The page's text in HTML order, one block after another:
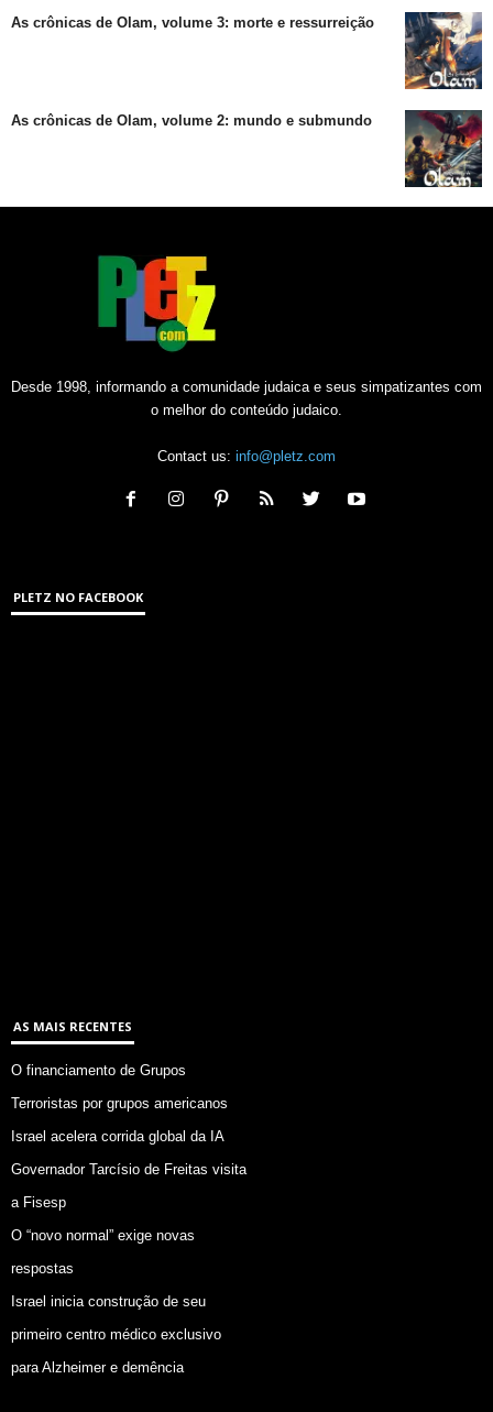
As crônicas de Olam, volume 3: morte e ressurreição
As crônicas de Olam, volume 2: mundo e submundo
Desde 1998, informando a comunidade judaica e seus simpatizantes com
o melhor do conteúdo judaico.
Contact us: info@pletz.com
PLETZ NO FACEBOOK
AS MAIS RECENTES
O financiamento de Grupos
Terroristas por grupos americanos
Israel acelera corrida global da IA
Governador Tarcísio de Freitas visita
a Fisesp
O “novo normal” exige novas
respostas
Israel inicia construção de seu
primeiro centro médico exclusivo
para Alzheimer e demência